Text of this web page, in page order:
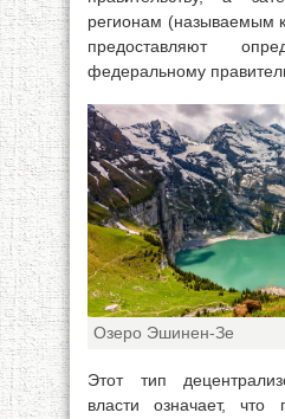
регионам (называемым
предоставляют
федеральному
Озеро Эшинен-Зе
Этот тип
власти означает, что